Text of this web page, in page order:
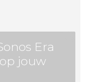
Era
jouw